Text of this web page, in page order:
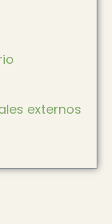
externos